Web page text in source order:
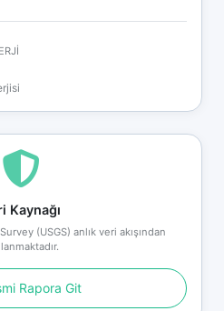
Kaynağı
(USGS) anlık veri akışından
Rapora Git